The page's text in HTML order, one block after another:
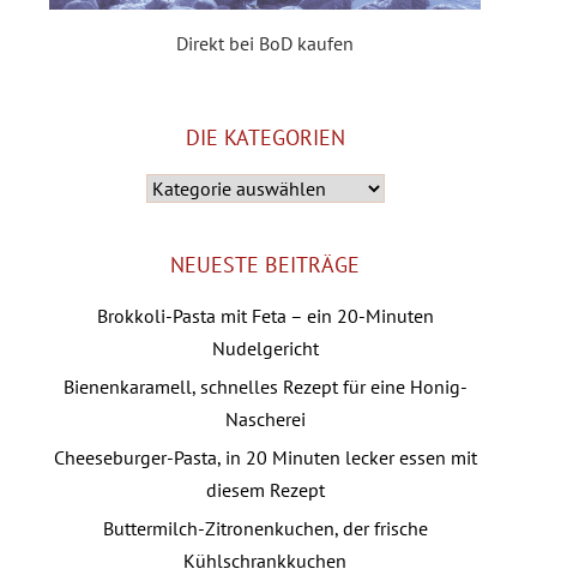
Direkt bei BoD kaufen
DIE KATEGORIEN
NEUESTE BEITRÄGE
Brokkoli-Pasta mit Feta – ein 20-Minuten
Nudelgericht
Bienenkaramell, schnelles Rezept für eine Honig-
Nascherei
Cheeseburger-Pasta, in 20 Minuten lecker essen mit
diesem Rezept
Buttermilch-Zitronenkuchen, der frische
Kühlschrankkuchen